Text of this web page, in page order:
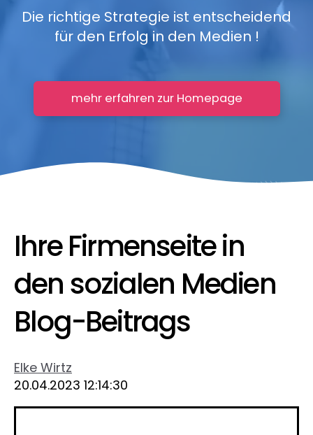
TMM Blog
Partner und Partnershops
Die richtige Strategie ist entscheidend
für den Erfolg in den Medien !
mehr erfahren zur Homepage
Ihre Firmenseite in
den sozialen Medien
Blog-Beitrags
Elke Wirtz
20.04.2023 12:14:30